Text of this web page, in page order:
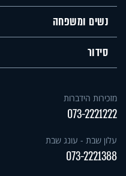
נשים ומשפחה
סידור
מזכירות הידברות
073-2221222
עלון שבת - עונג שבת
073-2221388